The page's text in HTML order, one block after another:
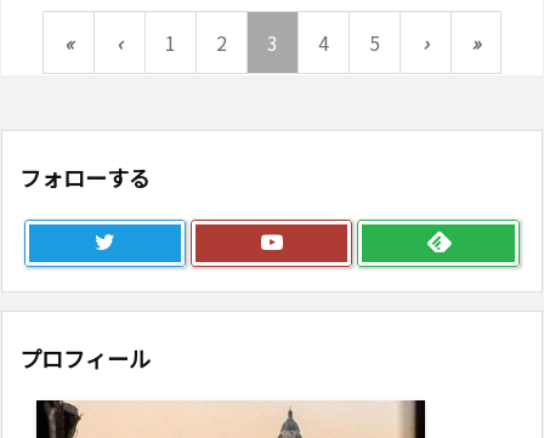
« ‹ 1 2 3 4 5 › »
フォローする
プロフィール